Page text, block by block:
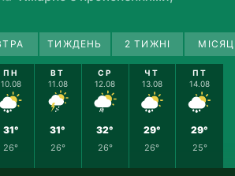
ТИЖДЕНЬ 2 ТИЖНІ
ПН
10.08
31°
26°
ВТ
11.08
31°
26°
СР
12.08
32°
26°
ЧТ
13.08
29°
26°
ПТ
14.08
29°
25°